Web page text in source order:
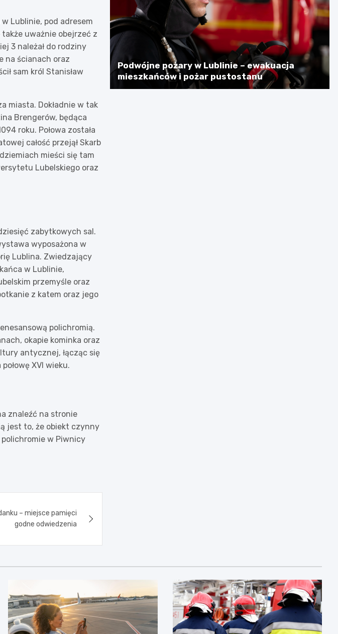
Lublinie, pod adresem
uważnie obejrzeć z
3 należał do rodziny
na ścianach oraz
sam król Stanisław
miasta. Dokładnie w tak
Brengerów, będąca
roku. Połowa została
całość przejął Skarb
mieści się tam
Lubelskiego oraz
zabytkowych sal.
wyposażona w
Lublina. Zwiedzający
w Lublinie,
przemyśle oraz
z katem oraz jego
polichromią.
okapie kominka oraz
antycznej, łącząc się
XVI wieku.
znaleźć na stronie
jest to, że obiekt czynny
w Piwnicy
– miejsce pamięci
godne odwiedzenia
Podwójne pożary w Lublinie – ewakuacja
mieszkańców i pożar pustostanu